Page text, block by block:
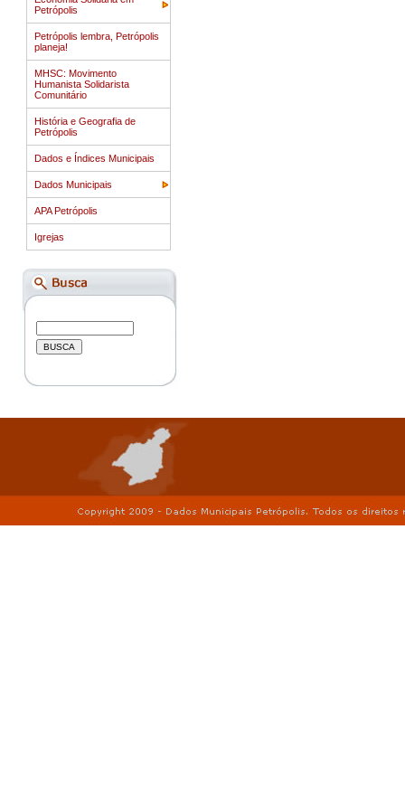
Petrópolis
Petrópolis lembra, Petrópolis
planeja!
MHSC: Movimento
Humanista Solidarista
Comunitário
História e Geografia de
Petrópolis
Dados e Índices Municipais
Dados Municipais
APA Petrópolis
Igrejas